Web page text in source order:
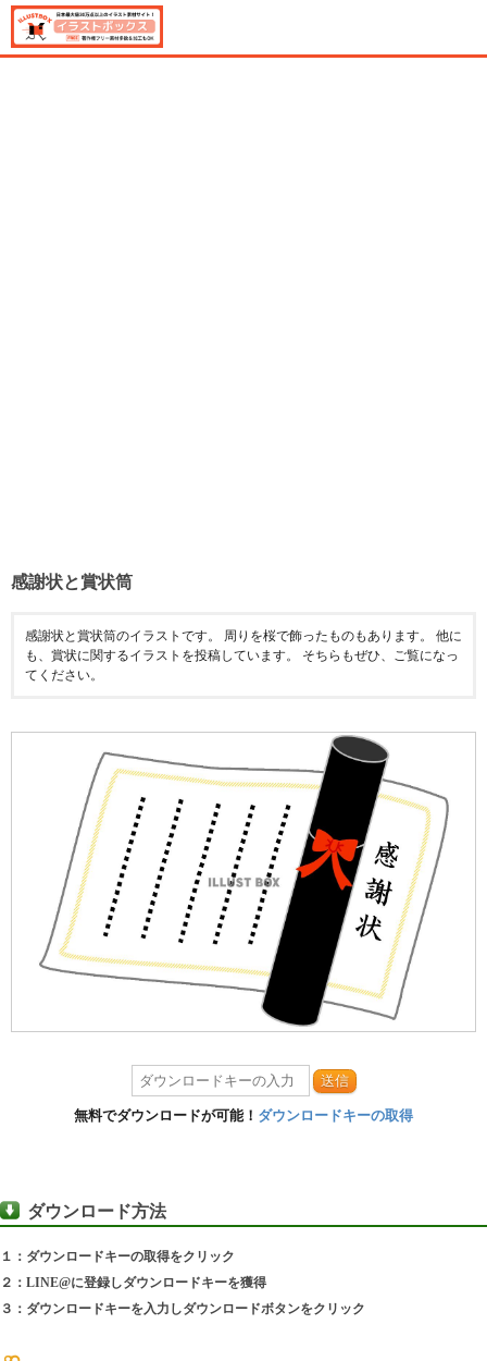
感謝状と賞状筒
感謝状と賞状筒のイラストです。 周りを桜で飾ったものもあります。 他に
も、賞状に関するイラストを投稿しています。 そちらもぜひ、ご覧になっ
てください。
送信
無料でダウンロードが可能！ ダウンロードキーの取得
ダウンロード方法
１：ダウンロードキーの取得をクリック
２：LINE@に登録しダウンロードキーを獲得
３：ダウンロードキーを入力しダウンロードボタンをクリック